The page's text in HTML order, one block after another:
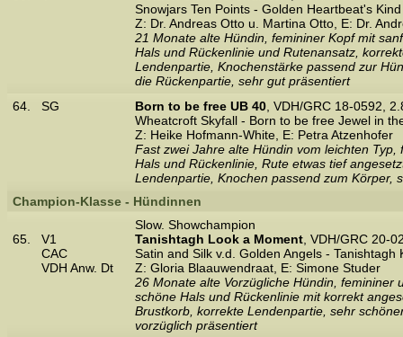
Snowjars Ten Points - Golden Heartbeat's
Z: Dr. Andreas Otto u. Martina Otto, E: Dr.
21 Monate alte Hündin, femininer Kopf mit
Hals und Rückenlinie und Rutenansatz,
Lendenpartie, Knochenstärke passend zur
die Rückenpartie, sehr gut präsentiert
64.
SG Born to be free UB 40 , VDH/GRC 18-0592,
Wheatcroft Skyfall - Born to be free Jewel in
Z: Heike Hofmann-White, E: Petra Atzenhofer
Fast zwei Jahre alte Hündin vom leichten
Hals und Rückenlinie, Rute etwas tief
Lendenpartie, Knochen passend zum Körper,
Champion-Klasse - Hündinnen
65.
V1
CAC
VDH Anw. Dt
Slow. Showchampion
Tanishtagh Look a Moment , VDH/GRC 20-
Satin and Silk v.d. Golden Angels - Tanishtagh
Z: Gloria Blaauwendraat, E: Simone Studer
26 Monate alte Vorzügliche Hündin, femininer
schöne Hals und Rückenlinie mit korrekt
Brustkorb, korrekte Lendenpartie, sehr
vorzüglich präsentiert